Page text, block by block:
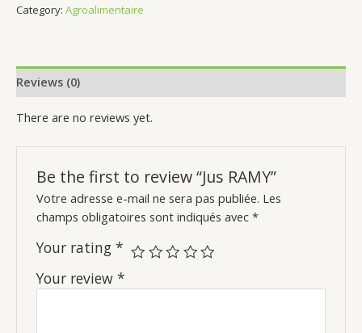
Category: Agroalimentaire
Reviews (0)
There are no reviews yet.
Be the first to review “Jus RAMY”
Votre adresse e-mail ne sera pas publiée. Les
champs obligatoires sont indiqués avec*
Your rating*
Your review*